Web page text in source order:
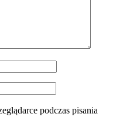
podczas pisania